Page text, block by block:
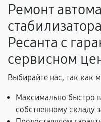
Ремонт
Ресанта с
сервисном
Выбирайте нас, так как
Максимально быстро
собственному складу